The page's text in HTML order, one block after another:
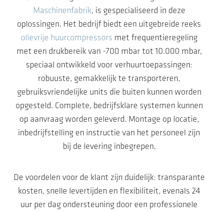
Maschinenfabrik, is gespecialiseerd in deze
oplossingen. Het bedrijf biedt een uitgebreide reeks
olievrije huurcompressors met frequentieregeling
met een drukbereik van -700 mbar tot 10.000 mbar,
speciaal ontwikkeld voor verhuurtoepassingen:
robuuste, gemakkelijk te transporteren,
gebruiksvriendelijke units die buiten kunnen worden
opgesteld. Complete, bedrijfsklare systemen kunnen
op aanvraag worden geleverd. Montage op locatie,
inbedrijfstelling en instructie van het personeel zijn
bij de levering inbegrepen.
De voordelen voor de klant zijn duidelijk: transparante
kosten, snelle levertijden en flexibiliteit, evenals 24
uur per dag ondersteuning door een professionele